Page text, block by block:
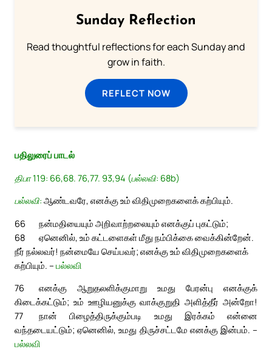
Sunday Reflection
Read thoughtful reflections for each Sunday and
grow in faith.
REFLECT NOW
பதிலுரைப் பாடல்
திபா 119: 66,68. 76,77. 93,94 (பல்லவி: 68b)
பல்லவி: ஆண்டவரே, எனக்கு உம் விதிமுறைகளைக் கற்பியும்.
66
நன்மதியையும் அறிவாற்றலையும் எனக்குப் புகட்டும்;
ஏனெனில், உம் கட்டளைகள் மீது நம்பிக்கை வைக்கின்றேன்.
68
நீர் நல்லவர்! நன்மையே செய்பவர்; எனக்கு உம் விதிமுறைகளைக்
கற்பியும். – பல்லவி
76
எனக்கு ஆறுதலளிக்குமாறு உமது பேரன்பு எனக்குக்
கிடைக்கட்டும்; உம் ஊழியனுக்கு வாக்குறுதி அளித்தீர் அன்றோ!
77
நான் பிழைத்திருக்கும்படி உமது இரக்கம் என்னை
வந்தடையட்டும்; ஏனெனில், உமது திருச்சட்டமே எனக்கு இன்பம். –
பல்லவி